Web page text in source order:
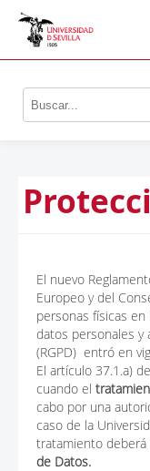
El nuevo
Europeo y del
personas físicas
datos personales y
(RGPD) entró en
El artículo 37.1.a)
cuando el
cabo por una
caso de la
tratamiento deberá
de Datos.